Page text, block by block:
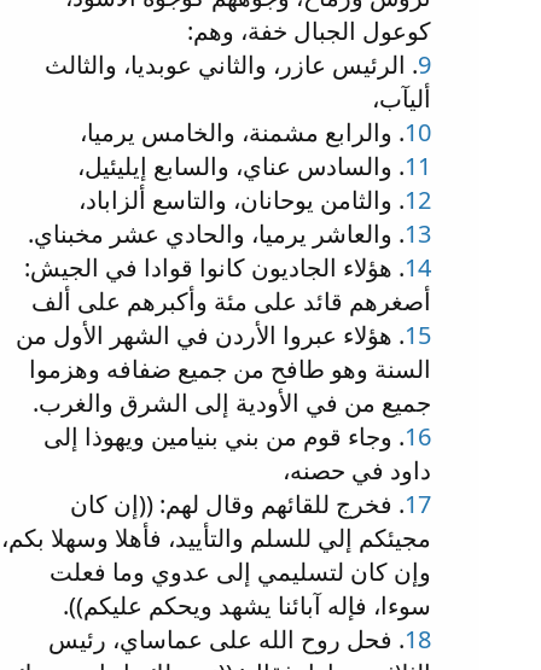
كوعول الجبال خفة، وهم:
9. الرئيس عازر، والثاني عوبديا، والثالث
أليآب،
10. والرابع مشمنة، والخامس يرميا،
11. والسادس عناي، والسابع إيليئيل،
12. والثامن يوحانان، والتاسع ألزاباد،
13. والعاشر يرميا، والحادي عشر مخبناي.
14. هؤلاء الجاديون كانوا قوادا في الجيش:
أصغرهم قائد على مئة وأكبرهم على ألف
15. هؤلاء عبروا الأردن في الشهر الأول من
السنة وهو طافح من جميع ضفافه وهزموا
جميع من في الأودية إلى الشرق والغرب.
16. وجاء قوم من بني بنيامين ويهوذا إلى
داود في حصنه،
17. فخرج للقائهم وقال لهم: ((إن كان
مجيئكم إلي للسلم والتأييد، فأهلا وسهلا بكم،
وإن كان لتسليمي إلى عدوي وما فعلت
سوءا، فإله آبائنا يشهد ويحكم عليكم)).
18. فحل روح الله على عماساي، رئيس